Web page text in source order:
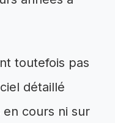
toutefois pas
détaillé
cours ni sur